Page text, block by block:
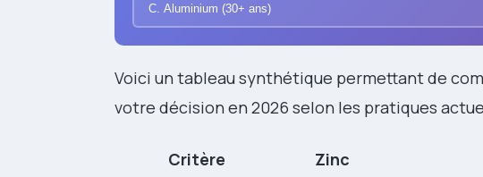
C. Aluminium (30+ ans)
Voici un tableau synthétique permettant de
votre décision en 2026 selon les pratiques
Critère Zinc